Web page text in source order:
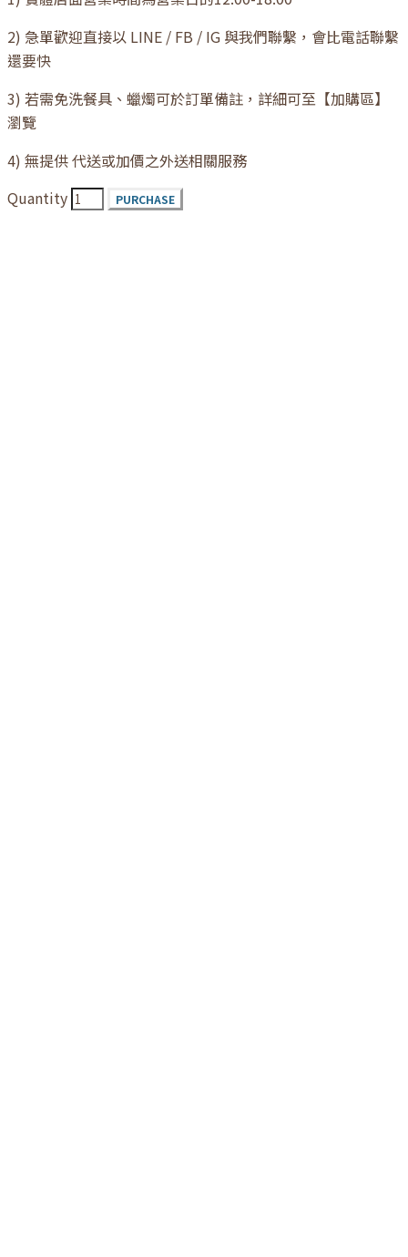
2) 急單歡迎直接以 LINE / FB / IG 與我們聯繫，會比電話聯繫
還要快
3) 若需免洗餐具、蠟燭可於訂單備註，詳細可至【加購區】
瀏覽
4) 無提供 代送或加價之外送相關服務
Quantity
PURCHASE